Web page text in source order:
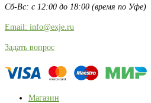
Сб-Вс: с 12:00 до 18:00 (время по Уфе)
Email: info@exje.ru
Задать вопрос
Магазин